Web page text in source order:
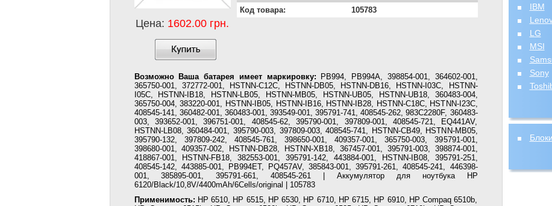
IBM
LG
MSI
Sony
Цена: 1602.00 грн.
Код товара:
105783
Возможно Ваша батарея имеет маркировку: PB994, PB994A, 398854-001, 364602-001,
365750-001, 372772-001, HSTNN-C12C, HSTNN-DB05, HSTNN-DB16, HSTNN-I03C, HSTNN-
I05C, HSTNN-IB18, HSTNN-LB05, HSTNN-MB05, HSTNN-UB05, HSTNN-UB18, 360483-004,
365750-004, 383220-001, HSTNN-IB05, HSTNN-IB16, HSTNN-IB28, HSTNN-C18C, HSTNN-I23C,
408545-141, 360482-001, 360483-001, 393549-001, 395791-741, 408545-262, 983C2280F, 360483-
003, 393652-001, 396751-001, 408545-62, 395790-001, 397809-001, 408545-721, EQ441AV,
HSTNN-LB08, 360484-001, 395790-003, 397809-003, 408545-741, HSTNN-CB49, HSTNN-MB05,
395790-132, 397809-242, 408545-761, 398650-001, 409357-001, 365750-003, 395791-001,
398680-001, 409357-002, HSTNN-DB28, HSTNN-XB18, 367457-001, 395791-003, 398874-001,
418867-001, HSTNN-FB18, 382553-001, 395791-142, 443884-001, HSTNN-IB08, 395791-251,
408545-142, 443885-001, PB994ET, PQ457AV, 385843-001, 395791-261, 408545-241, 446398-
001, 385895-001, 395791-661, 408545-261 | Аккумулятор для ноутбука HP
6120/Black/10,8V/4400mAh/6Cells/original | 105783
Применимость: HP 6510, HP 6515, HP 6530, HP 6710, HP 6715, HP 6910, HP Compaq 6510b,